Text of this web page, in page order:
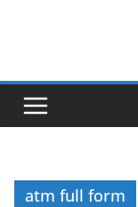
atm full form